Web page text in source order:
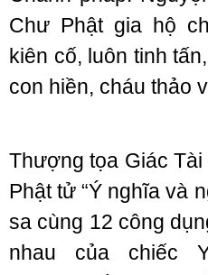
Chư Phật gia hộ
kiên cố, luôn tinh
con hiền, cháu thảo
Thượng tọa Giác
Phật tử “Ý nghĩa và
sa cùng 12 công
nhau của chiếc